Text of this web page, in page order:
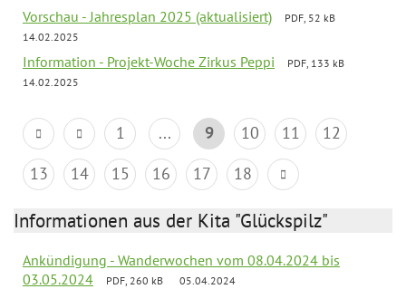
Vorschau - Jahresplan 2025 (aktualisiert)
PDF, 52 kB
14.02.2025
Information - Projekt-Woche Zirkus Peppi
PDF, 133 kB
14.02.2025
1 ... 9 10 11
12
13
14 15 16 17 18
Informationen aus der Kita "Glückspilz"
Ankündigung - Wanderwochen vom 08.04.2024 bis
03.05.2024
PDF, 260 kB 05.04.2024